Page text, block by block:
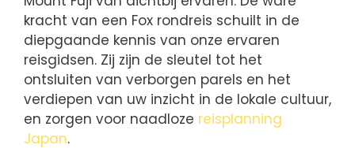
kracht van een Fox rondreis schuilt in de
diepgaande kennis van onze ervaren
reisgidsen. Zij zijn de sleutel tot het
ontsluiten van verborgen parels en het
verdiepen van uw inzicht in de lokale cultuur,
en zorgen voor naadloze reisplanning
Japan.